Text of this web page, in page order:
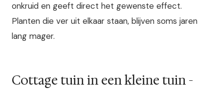
onkruid en geeft direct het gewenste effect.
Planten die ver uit elkaar staan, blijven soms jaren
lang mager.
Cottage tuin in een kleine tuin -